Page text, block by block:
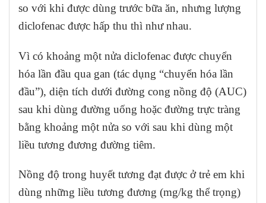
so với khi được dùng trước bữa ăn, nhưng lượng
diclofenac được hấp thu thì như nhau.
Vì có khoảng một nửa diclofenac được chuyển
hóa lần đầu qua gan (tác dụng “chuyển hóa lần
đầu”), diện tích dưới đường cong nồng độ (AUC)
sau khi dùng đường uống hoặc đường trực tràng
bằng khoảng một nửa so với sau khi dùng một
liều tương đương đường tiêm.
Nồng độ trong huyết tương đạt được ở trẻ em khi
dùng những liều tương đương (mg/kg thể trọng)